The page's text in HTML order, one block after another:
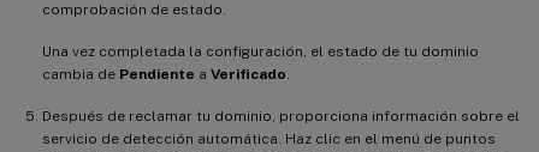
comprobación de estado.
Una vez completada la configuración, el estado de tu dominio
cambia de Pendiente a Verificado.
Después de reclamar tu dominio, proporciona información sobre el
servicio de detección automática. Haz clic en el menú de puntos